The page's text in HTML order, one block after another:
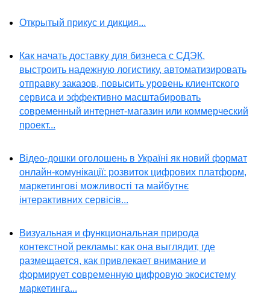
Открытый прикус и дикция...
Как начать доставку для бизнеса с СДЭК,
выстроить надежную логистику, автоматизировать
отправку заказов, повысить уровень клиентского
сервиса и эффективно масштабировать
современный интернет-магазин или коммерческий
проект...
Відео-дошки оголошень в Україні як новий формат
онлайн-комунікації: розвиток цифрових платформ,
маркетингові можливості та майбутнє
інтерактивних сервісів...
Визуальная и функциональная природа
контекстной рекламы: как она выглядит, где
размещается, как привлекает внимание и
формирует современную цифровую экосистему
маркетинга...